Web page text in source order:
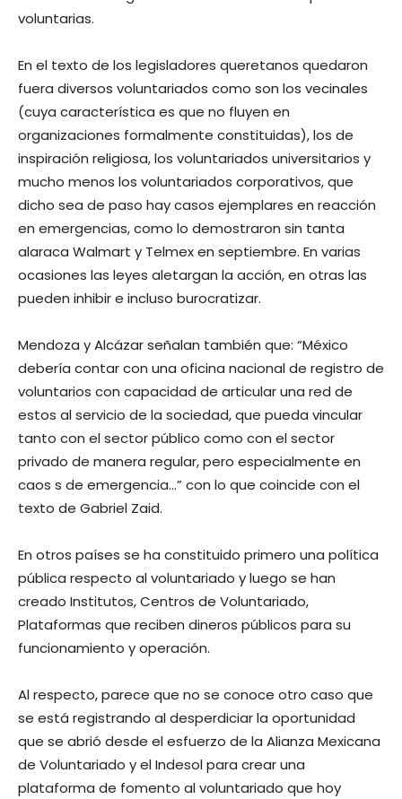
voluntarias.
En el texto de los legisladores queretanos quedaron
fuera diversos voluntariados como son los vecinales
(cuya característica es que no fluyen en
organizaciones formalmente constituidas), los de
inspiración religiosa, los voluntariados universitarios y
mucho menos los voluntariados corporativos, que
dicho sea de paso hay casos ejemplares en reacción
en emergencias, como lo demostraron sin tanta
alaraca Walmart y Telmex en septiembre. En varias
ocasiones las leyes aletargan la acción, en otras las
pueden inhibir e incluso burocratizar.
Mendoza y Alcázar señalan también que: “México
debería contar con una oficina nacional de registro de
voluntarios con capacidad de articular una red de
estos al servicio de la sociedad, que pueda vincular
tanto con el sector público como con el sector
privado de manera regular, pero especialmente en
caos s de emergencia…” con lo que coincide con el
texto de Gabriel Zaid.
En otros países se ha constituido primero una política
pública respecto al voluntariado y luego se han
creado Institutos, Centros de Voluntariado,
Plataformas que reciben dineros públicos para su
funcionamiento y operación.
Al respecto, parece que no se conoce otro caso que
se está registrando al desperdiciar la oportunidad
que se abrió desde el esfuerzo de la Alianza Mexicana
de Voluntariado y el Indesol para crear una
plataforma de fomento al voluntariado que hoy